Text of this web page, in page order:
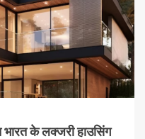
के लक्जरी हाउसिंग